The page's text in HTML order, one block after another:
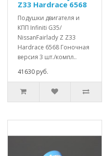
Z33 Hardrace 6568
Подушки двигателя и
КПП Infiniti G35/
NissanFairlady Z Z33
Hardrace 6568 Гоночная
версия 3 шт./компл..
41630 руб.